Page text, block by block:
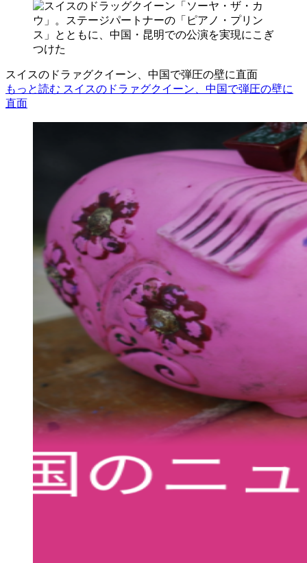
スイスのドラァグクイーン、中国で弾圧の壁に直面
もっと読む スイスのドラァグクイーン、中国で弾圧の壁に
直面